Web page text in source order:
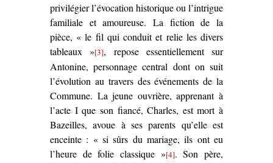
privilégier l’évocation historique ou l’intrigue
familiale et amoureuse. La fiction de la
pièce, « le fil qui conduit et relie les divers
tableaux »[3], repose essentiellement sur
Antonine, personnage central dont on suit
l’évolution au travers des événements de la
Commune. La jeune ouvrière, apprenant à
l’acte I que son fiancé, Charles, est mort à
Bazeilles, avoue à ses parents qu’elle est
enceinte : « si sûrs du mariage, ils ont eu
l’heure de folie classique »[4]. Son père,